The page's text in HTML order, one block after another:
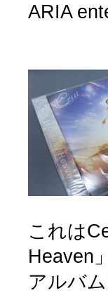
ARIA
これは
Heaven」
アルバ